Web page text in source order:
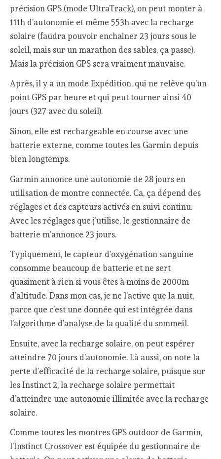
précision GPS (mode UltraTrack), on peut monter à
111h d’autonomie et même 553h avec la recharge
solaire (faudra pouvoir enchainer 23 jours sous le
soleil, mais sur un marathon des sables, ça passe).
Mais la précision GPS sera vraiment mauvaise.
Après, il y a un mode Expédition, qui ne relève qu’un
point GPS par heure et qui peut tourner ainsi 40
jours (327 avec du soleil).
Sinon, elle est rechargeable en course avec une
batterie externe, comme toutes les Garmin depuis
bien longtemps.
Garmin annonce une autonomie de 28 jours en
utilisation de montre connectée. Ca, ça dépend des
réglages et des capteurs activés en suivi continu.
Avec les réglages que j’utilise, le gestionnaire de
batterie m’annonce 23 jours.
Typiquement, le capteur d’oxygénation sanguine
consomme beaucoup de batterie et ne sert
quasiment à rien si vous êtes à moins de 2000m
d’altitude. Dans mon cas, je ne l’active que la nuit,
parce que c’est une donnée qui est intégrée dans
l’algorithme d’analyse de la qualité du sommeil.
Ensuite, avec la recharge solaire, on peut espérer
atteindre 70 jours d’autonomie. Là aussi, on note la
perte d’efficacité de la recharge solaire, puisque sur
les Instinct 2, la recharge solaire permettait
d’atteindre une autonomie illimitée avec la recharge
solaire.
Comme toutes les montres GPS outdoor de Garmin,
l’Instinct Crossover est équipée du gestionnaire de